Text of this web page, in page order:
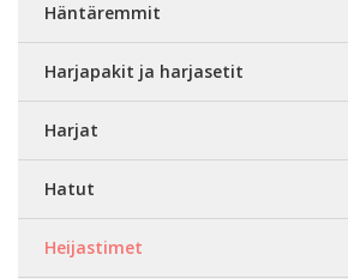
Häntäremmit
Harjapakit ja harjasetit
Harjat
Hatut
Heijastimet